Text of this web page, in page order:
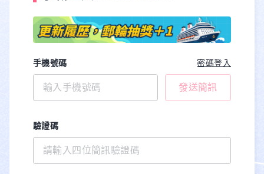
手機號碼 密碼登入
發送簡訊
驗證碼